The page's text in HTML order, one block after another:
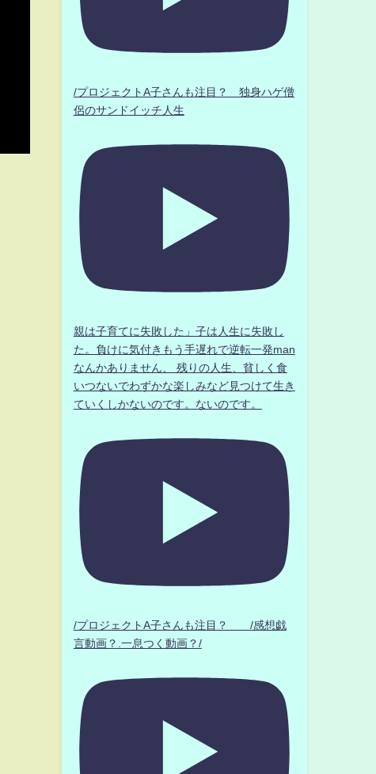
/プロジェクトA子さんも注目？ 独身ハゲ僧
侶のサンドイッチ人生
親は子育てに失敗した」子は人生に失敗し
た。負けに気付きもう手遅れで逆転一発man
なんかありません、 残りの人生、貧しく食
いつないでわずかな楽しみなど見つけて生き
ていくしかないのです。ないのです。
/プロジェクトA子さんも注目？ /感想戯
言動画？.一息つく動画？/